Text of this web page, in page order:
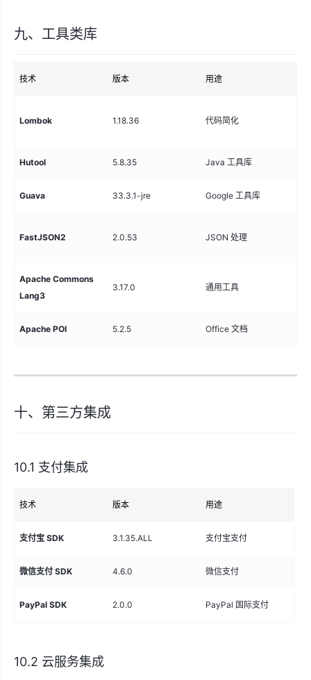
九、工具类库
技术 版本 用途
Lombok 1.18.36 代码简化
Hutool 5.8.35 Java 工具库
Guava 33.3.1-jre Google 工具库
FastJSON2 2.0.53 JSON 处理
Apache Commons
Lang3
3.17.0 通用工具
Apache POI 5.2.5 Office 文档
十、第三方集成
10.1 支付集成
技术 版本 用途
支付宝 SDK 3.1.35.ALL 支付宝支付
微信支付 SDK 4.6.0 微信支付
PayPal SDK 2.0.0 PayPal 国际支付
10.2 云服务集成